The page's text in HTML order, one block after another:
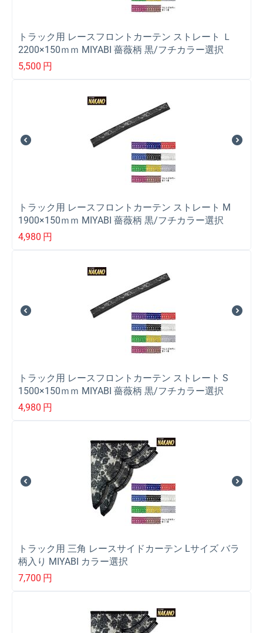
トラック用 レースフロントカーテン ストレート Ｌ
2200×150ｍｍ MIYABI 薔薇柄 黒/フチカラー選択
5,500 円
トラック用 レースフロントカーテン ストレート M
1900×150ｍｍ MIYABI 薔薇柄 黒/フチカラー選択
4,980 円
トラック用 レースフロントカーテン ストレート S
1500×150ｍｍ MIYABI 薔薇柄 黒/フチカラー選択
4,980 円
トラック用 三角 レースサイドカーテン Lサイズ バラ
柄入り MIYABI カラー選択
7,700 円